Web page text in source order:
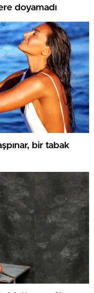
doyamadı
bir tabak